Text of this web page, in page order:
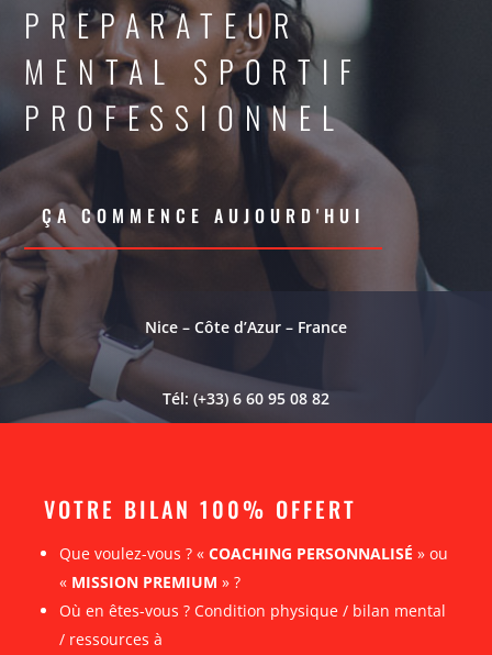
PREPARATEUR
MENTAL SPORTIF
PROFESSIONNEL
ÇA COMMENCE AUJOURD'HUI
Nice – Côte d’Azur – France
Tél: (+33) 6 60 95 08 82
VOTRE BILAN 100% OFFERT
Que voulez-vous ? « COACHING PERSONNALISÉ » ou
« MISSION PREMIUM » ?
Où en êtes-vous ? Condition physique / bilan mental
/ ressources à